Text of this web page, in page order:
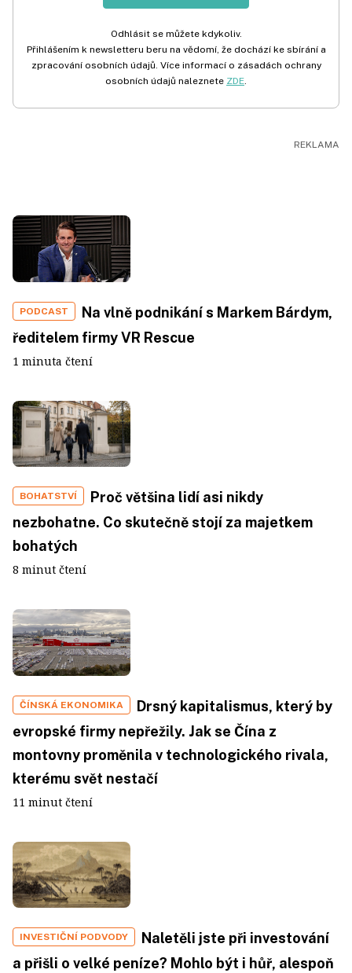
Odhlásit se můžete kdykoliv.
Přihlášením k newsletteru beru na vědomí, že dochází ke sbírání a
zpracování osobních údajů. Více informací o zásadách ochrany
osobních údajů naleznete ZDE.
PODCAST
Na vlně podnikání s Markem Bárdym,
ředitelem firmy VR Rescue
1 minuta čtení
BOHATSTVÍ
Proč většina lidí asi nikdy
nezbohatne. Co skutečně stojí za majetkem
bohatých
8 minut čtení
ČÍNSKÁ EKONOMIKA
Drsný kapitalismus, který by
evropské firmy nepřežily. Jak se Čína z
montovny proměnila v technologického rivala,
kterému svět nestačí
11 minut čtení
INVESTIČNÍ PODVODY
Naletěli jste při investování
a přišli o velké peníze? Mohlo být i hůř, alespoň